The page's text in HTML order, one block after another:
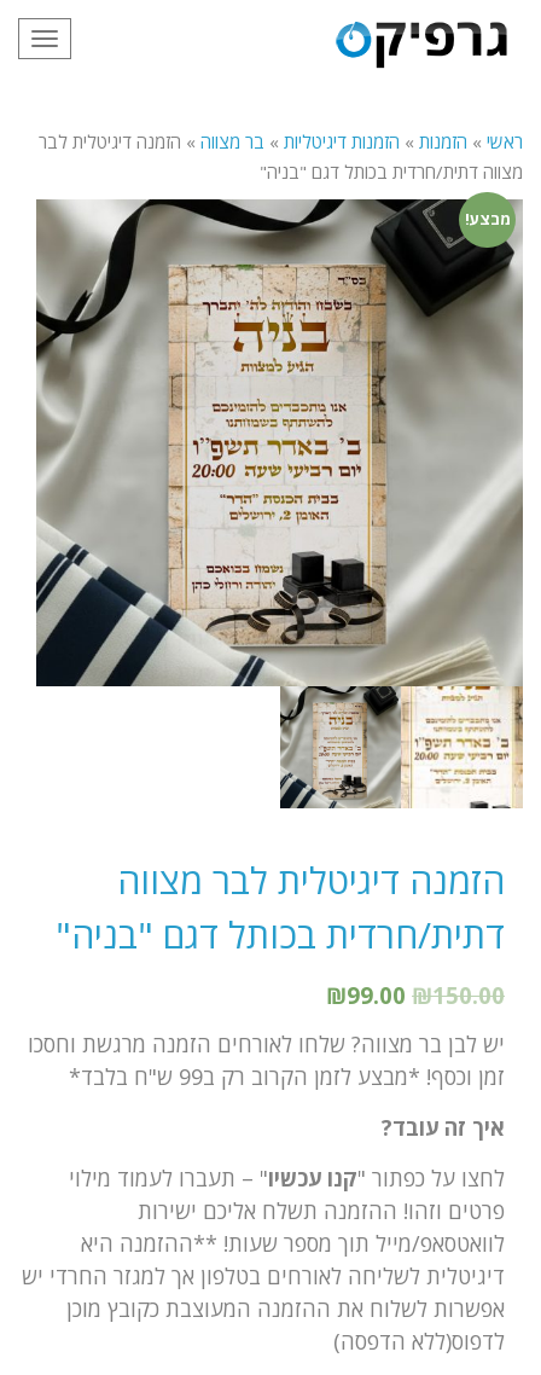
ראשי » הזמנות » הזמנות דיגיטליות » בר מצווה » הזמנה דיגיטלית לבר
מצווה דתית/חרדית בכותל דגם "בניה"
מבצע!
הזמנה דיגיטלית לבר מצווה
דתית/חרדית בכותל דגם "בניה"
₪150.00
₪99.00
יש לבן בר מצווה? שלחו לאורחים הזמנה מרגשת וחסכו
זמן וכסף! *מבצע לזמן הקרוב רק ב99 ש"ח בלבד*
איך זה עובד?
לחצו על כפתור "קנו עכשיו" – תעברו לעמוד מילוי
פרטים וזהו! ההזמנה תשלח אליכם ישירות
לוואטסאפ/מייל תוך מספר שעות! **ההזמנה היא
דיגיטלית לשליחה לאורחים בטלפון אך למגזר החרדי יש
אפשרות לשלוח את ההזמנה המעוצבת כקובץ מוכן
לדפוס(ללא הדפסה)